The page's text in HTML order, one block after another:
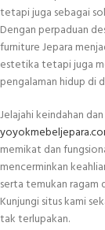
tetapi juga sebagai
Dengan perpaduan
furniture Jepara
estetika tetapi juga
pengalaman hidup di
Jelajahi keindahan
memikat dan
mencerminkan
serta temukan ragam
Kunjungi situs kami
tak terlupakan.